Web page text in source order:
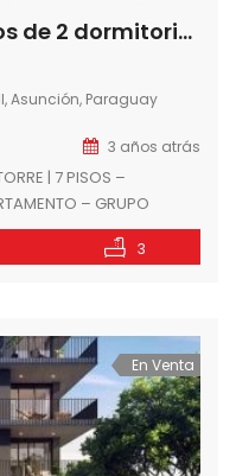
En venta departamentos de 2 dormitorios en Edificio Las Lomas, a 1 cuadra del Shopping del Sol, Asuncion – Paraguay
Asunción, Paraguay
3 años atrás
| 7 PISOS –
– GRUPO
Y EQUIPADA CON
MICROONDAS EN LA
3
En Venta